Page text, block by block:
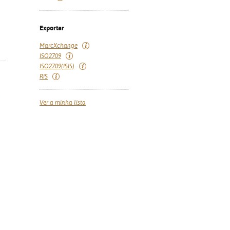
Exportar
MarcXchange
ISO2709
ISO2709(ISIS)
RIS
Ver a minha lista